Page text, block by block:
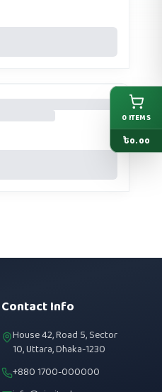
Contact Info
House 42, Road 5, Sector
10, Uttara, Dhaka-1230
+880 1700-000000
0 ITEMS
৳0.00